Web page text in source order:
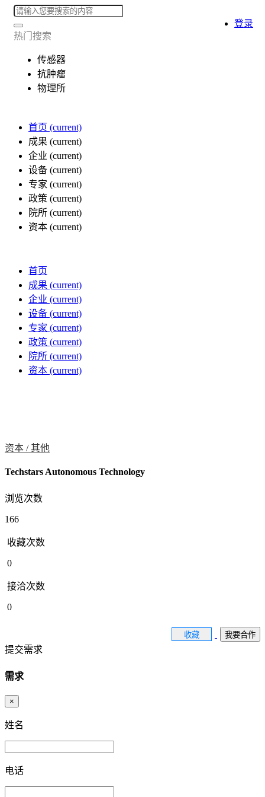
热门搜索
传感器
抗肿瘤
物理所
首页 (current)
成果 (current)
企业 (current)
设备 (current)
专家 (current)
政策 (current)
院所 (current)
资本 (current)
登录
首页
成果 (current)
企业 (current)
设备 (current)
专家 (current)
政策 (current)
院所 (current)
资本 (current)
资本 /其他
Techstars Autonomous Technology
浏览次数
166
收藏次数
0
接洽次数
0
收藏 我要合作
提交需求
需求
×
姓名
电话